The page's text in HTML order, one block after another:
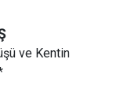
ve Kentin